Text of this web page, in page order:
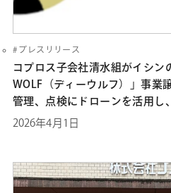
プレスリリース
コプロス子会社清水組がイシン
WOLF（ディーウルフ）」事業
管理、点検にドローンを活用し
を図る
2026年4月1日